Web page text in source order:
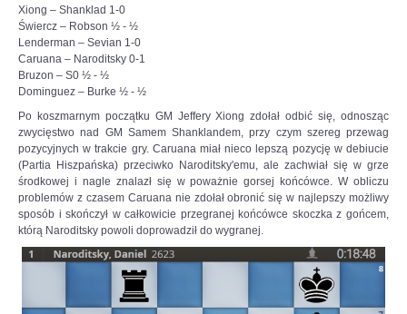
ZDJĘCIA
Z KALENDARZA
Xiong – Shanklad 1-0
Świercz – Robson ½ - ½
Lenderman – Sevian 1-0
Caruana – Naroditsky 0-1
Bruzon – S0 ½ - ½
Dominguez – Burke ½ - ½
Po koszmarnym początku GM Jeffery Xiong zdołał odbić się, odnosząc
zwycięstwo nad GM Samem Shanklandem, przy czym szereg przewag
pozycyjnych w trakcie gry. Caruana miał nieco lepszą pozycję w debiucie
(Partia Hiszpańska) przeciwko Naroditsky'emu, ale zachwiał się w grze
środkowej i nagle znalazł się w poważnie gorsej końcówce. W obliczu
problemów z czasem Caruana nie zdołał obronić się w najlepszy możliwy
sposób i skończył w całkowicie przegranej końcówce skoczka z gońcem,
którą Naroditsky powoli doprowadził do wygranej.